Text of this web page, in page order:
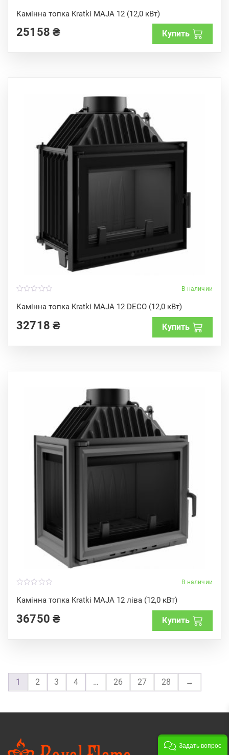
Камінна топка Kratki MAJA 12 (12,0 кВт)
o
u
o
f
25158₴ Купить
В наличии
Камінна топка Kratki MAJA 12 DECO (12,0 кВт)
o
u
o
f
32718₴ Купить
В наличии
Камінна топка Kratki MAJA 12 ліва (12,0 кВт)
o
u
o
f
36750₴ Купить
1 2 3 4 … 26 27 28 →
Задать вопрос